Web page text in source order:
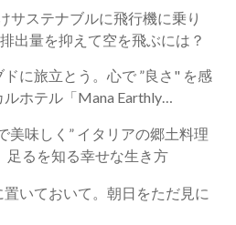
サステナブルに飛行機に乗り
出量を抑えて空を飛ぶには？
に旅立とう。心で ”良さ" を感
ルホテル「Mana Earthly
美味しく” イタリアの郷土料理
足るを知る幸せな生き方
いておいて。朝日をただ見に